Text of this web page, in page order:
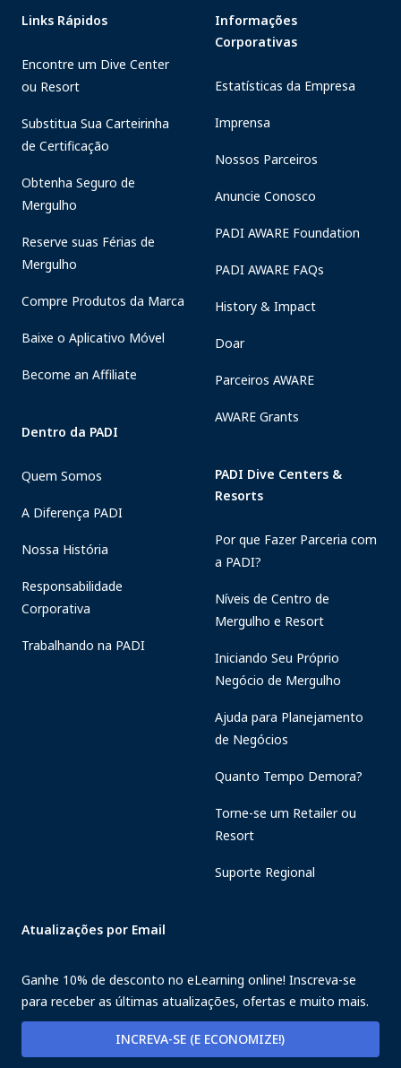
Links Rápidos
Encontre um Dive Center
ou Resort
Substitua Sua Carteirinha
de Certificação
Obtenha Seguro de
Mergulho
Reserve suas Férias de
Mergulho
Compre Produtos da Marca
Baixe o Aplicativo Móvel
Become an Affiliate
Dentro da PADI
Quem Somos
A Diferença PADI
Nossa História
Responsabilidade
Corporativa
Trabalhando na PADI
Informações
Corporativas
Estatísticas da Empresa
Imprensa
Nossos Parceiros
Anuncie Conosco
PADI AWARE Foundation
PADI AWARE FAQs
History & Impact
Doar
Parceiros AWARE
AWARE Grants
PADI Dive Centers &
Resorts
Por que Fazer Parceria com
a PADI?
Níveis de Centro de
Mergulho e Resort
Iniciando Seu Próprio
Negócio de Mergulho
Ajuda para Planejamento
de Negócios
Quanto Tempo Demora?
Torne-se um Retailer ou
Resort
Suporte Regional
Atualizações por Email
Ganhe 10% de desconto no eLearning online! Inscreva-se
para receber as últimas atualizações, ofertas e muito mais.
INCREVA-SE (E ECONOMIZE!)